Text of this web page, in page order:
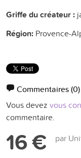
Griffe du créateur :
Région: Provence-
Commentaires(0)
Vous devez vous
commentaire.
16 € par